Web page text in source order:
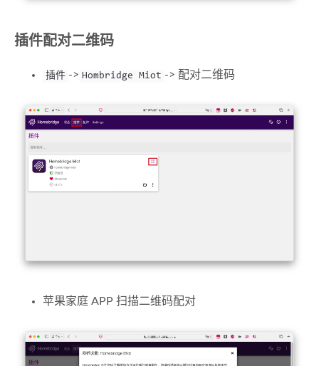
插件配对二维码
插件 -> Hombridge Miot -> 配对二维码
苹果家庭 APP 扫描二维码配对